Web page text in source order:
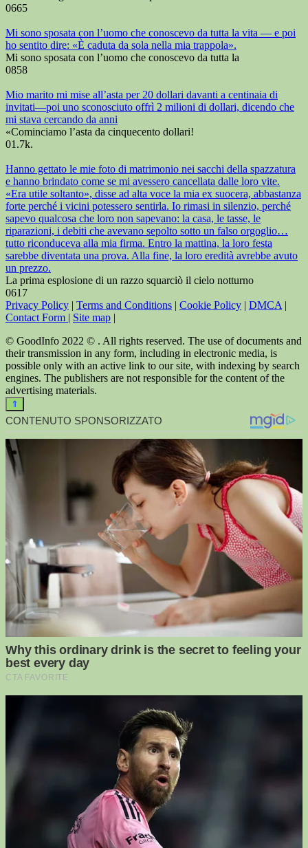
0665
Mi sono sposata con l’uomo che conoscevo da tutta la vita — e poi
ho sentito dire: «È caduta da sola nella mia trappola».
Mi sono sposata con l’uomo che conoscevo da tutta la
0858
Mio marito mi mise all’asta per 20 dollari davanti a centinaia di
invitati—poi uno sconosciuto offrì 2 milioni di dollari, dicendo che
mi stava cercando da anni
«Cominciamo l’asta da cinquecento dollari!
01.7k.
Hanno gettato le mie foto di matrimonio nei sacchi della spazzatura
e hanno brindato come se mi avessero cancellata dalle loro vite.
«Era utile soltanto», disse ad alta voce la mia ex suocera, abbastanza
forte perché i vicini potessero sentirla. Io rimasi in silenzio, perché
sapevo qualcosa che loro non sapevano: la casa, le tasse, le
riparazioni, i debiti che avevano sepolto sotto un falso orgoglio…
tutto riconduceva alla mia firma. Entro la mattina, la loro festa
sarebbe diventata una prova. Alla fine, la loro eredità avrebbe avuto
un prezzo.
La prima esplosione di un razzo squarciò il cielo notturno
0617
Privacy Policy | Terms and Conditions | Cookie Policy | DMCA |
Contact Form | Site map |
© GoodInfo 2022 © . All rights reserved. The use of documents and
their transmission in any form, including in electronic media, is
possible only with an active link to our site, with indexing by search
engines. The publishers are not responsible for the content of the
advertising materials.